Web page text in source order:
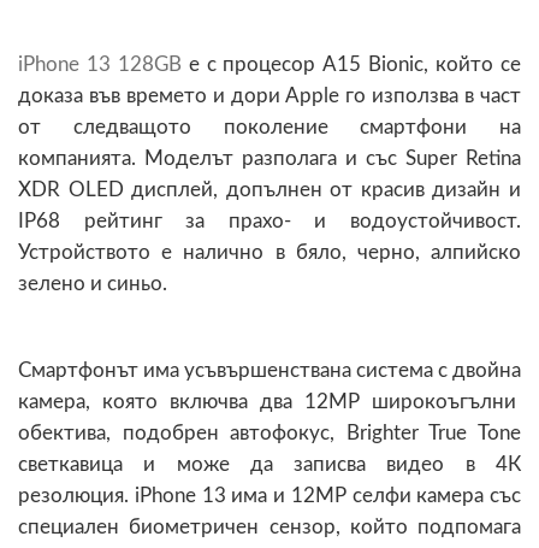
iPhone 13 128GB е с процесор A15 Bionic, който се
доказа във времето и дори Apple го използва в част
от следващото поколение смартфони на
компанията. Моделът разполага и със Super Retina
XDR OLED дисплей, допълнен от красив дизайн и
IP68 рейтинг за прахо- и водоустойчивост.
Устройството е налично в бяло, черно, алпийско
зелено и синьо.
Смартфонът има усъвършенствана система с двойна
камера, която включва два 12MP широкоъгълни
обектива, подобрен автофокус, Brighter True Tone
светкавица и може да записва видео в 4К
резолюция. iPhone 13 има и 12MP селфи камера със
специален биометричен сензор, който подпомага